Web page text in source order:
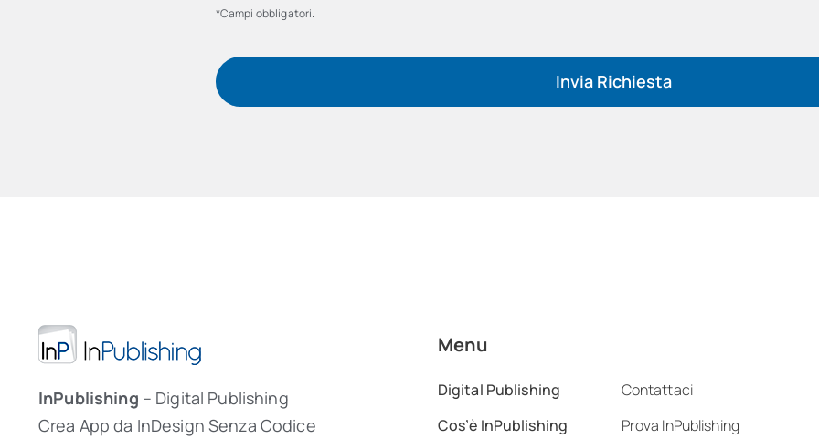
*Campi obbligatori.
Invia Richiesta
InPublishing – Digital Publishing
Crea App da InDesign Senza Codice
Menu
Digital Publishing
Cos’è InPublishing
Contattaci
Prova InPublishing